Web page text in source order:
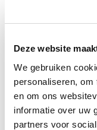
Deze website
We gebruiken
personaliseren,
en om ons
informatie over uw
partners voor
Innovatie
industrie
De Belgische
de life sciences
van innovatie